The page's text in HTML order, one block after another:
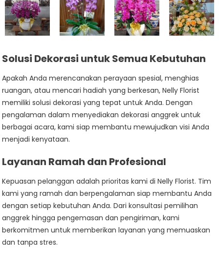
Solusi Dekorasi untuk Semua Kebutuhan
Apakah Anda merencanakan perayaan spesial, menghias
ruangan, atau mencari hadiah yang berkesan, Nelly Florist
memiliki solusi dekorasi yang tepat untuk Anda. Dengan
pengalaman dalam menyediakan dekorasi anggrek untuk
berbagai acara, kami siap membantu mewujudkan visi Anda
menjadi kenyataan.
Layanan Ramah dan Profesional
Kepuasan pelanggan adalah prioritas kami di Nelly Florist. Tim
kami yang ramah dan berpengalaman siap membantu Anda
dengan setiap kebutuhan Anda. Dari konsultasi pemilihan
anggrek hingga pengemasan dan pengiriman, kami
berkomitmen untuk memberikan layanan yang memuaskan
dan tanpa stres.